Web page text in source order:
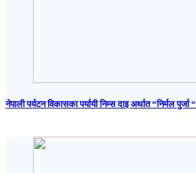
नेपाली पर्यटन विकासका पर्यायी निम्स दाइ अर्थात “निर्मल पुर्जा “